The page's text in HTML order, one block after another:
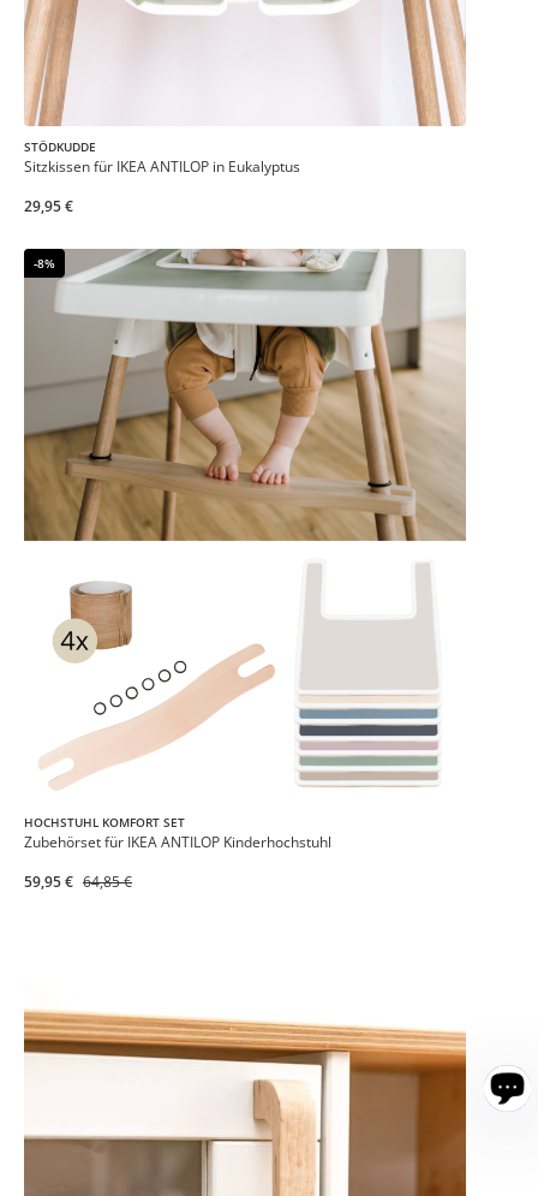
STÖDKUDDE
Sitzkissen für IKEA ANTILOP in Eukalyptus
29,95 €
-8%
HOCHSTUHL KOMFORT SET
Zubehörset für IKEA ANTILOP Kinderhochstuhl
59,95 € 64,85 €